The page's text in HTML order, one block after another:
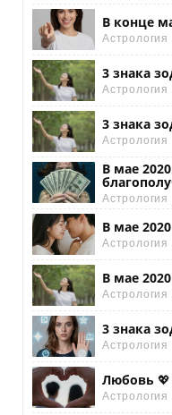
В конце
3 знака
3 знака
Астрология
В мае
Астрология
В мае
В мае
3 знака
Любовь 💖
Астрология